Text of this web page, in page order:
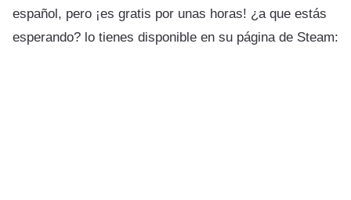
español, pero ¡es gratis por unas horas! ¿a que estás
esperando? lo tienes disponible en su página de Steam: